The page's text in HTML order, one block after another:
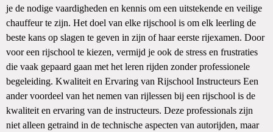
je de nodige vaardigheden en kennis om een uitstekende en veilige
chauffeur te zijn. Het doel van elke rijschool is om elk leerling de
beste kans op slagen te geven in zijn of haar eerste rijexamen. Door
voor een rijschool te kiezen, vermijd je ook de stress en frustraties
die vaak gepaard gaan met het leren rijden zonder professionele
begeleiding. Kwaliteit en Ervaring van Rijschool Instructeurs Een
ander voordeel van het nemen van rijlessen bij een rijschool is de
kwaliteit en ervaring van de instructeurs. Deze professionals zijn
niet alleen getraind in de technische aspecten van autorijden, maar